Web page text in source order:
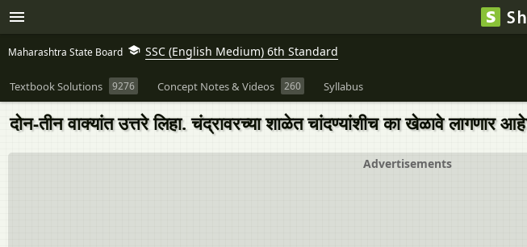
Maharashtra State Board SSC (English Medium) 6th Standard
Textbook Solutions 9276 Concept Notes & Videos 260 Syllabus
दोन-तीन वाक्यांत उत्तरे लिहा. चंद्रावरच्या शाळेत चांदण्यांशीच का खेळावे लागणार
Advertisements